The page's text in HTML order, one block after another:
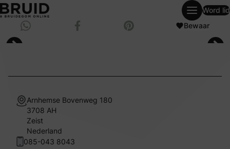
weddingpagesingle
Word lid
Deel via WhatsappDeel op FacebookBewaar op Pinterest
Bewaar
Arnhemse Bovenweg 180
3708 AH
Zeist
Nederland
085-043 8043